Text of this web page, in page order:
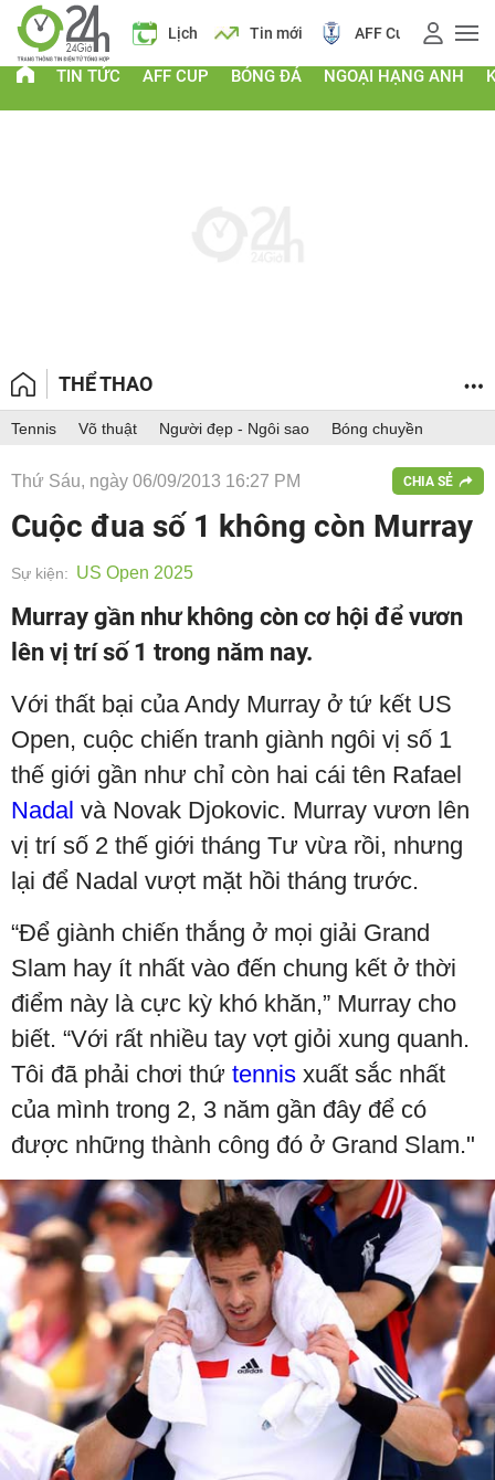
Lịch Tin mới AFF Cup Giá vàng
TIN TỨC AFF CUP BÓNG ĐÁ NGOẠI HẠNG ANH
THỂ THAO
Tennis Võ thuật Người đẹp - Ngôi sao Bóng chuyền
Thứ Sáu, ngày 06/09/2013 16:27 PM CHIA SẺ
Cuộc đua số 1 không còn Murray
Sự kiện: US Open 2025
Murray gần như không còn cơ hội để vươn
lên vị trí số 1 trong năm nay.
Với thất bại của Andy Murray ở tứ kết US
Open, cuộc chiến tranh giành ngôi vị số 1
thế giới gần như chỉ còn hai cái tên Rafael
Nadal và Novak Djokovic. Murray vươn lên
vị trí số 2 thế giới tháng Tư vừa rồi, nhưng
lại để Nadal vượt mặt hồi tháng trước.
“Để giành chiến thắng ở mọi giải Grand
Slam hay ít nhất vào đến chung kết ở thời
điểm này là cực kỳ khó khăn,” Murray cho
biết. “Với rất nhiều tay vợt giỏi xung quanh.
Tôi đã phải chơi thứ tennis xuất sắc nhất
của mình trong 2, 3 năm gần đây để có
được những thành công đó ở Grand Slam."